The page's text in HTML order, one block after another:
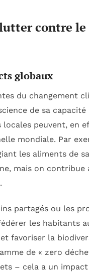
contre le
globaux
du changement
de sa
locales peuvent, en
mondiale. Par
les aliments de
mais on contribue
partagés ou les
les habitants
favoriser la
de « zero
– cela a un